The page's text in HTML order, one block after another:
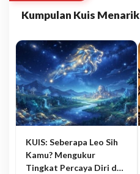
Kumpulan Kuis Menarik
KUIS: Seberapa Leo Sih
Kamu? Mengukur
Tingkat Percaya Diri dan